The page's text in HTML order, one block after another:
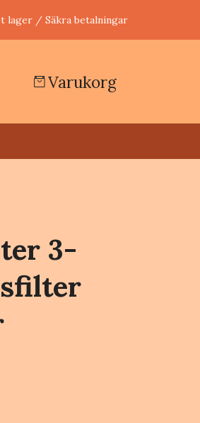
lager / Säkra betalningar
Varukorg
3-